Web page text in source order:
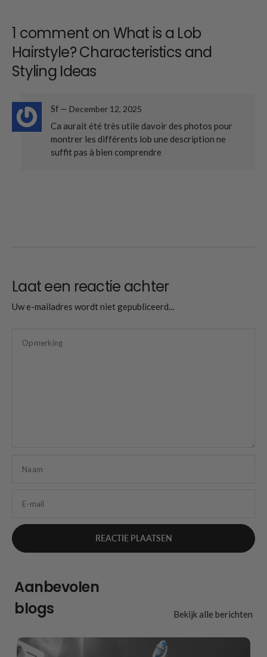
1 comment on What is a Lob
Hairstyle? Characteristics and
Styling Ideas
Sf — December 12, 2025
Ca aurait été très utile davoir des photos pour
montrer les différents lob une description ne
suffit pas à bien comprendre
Laat een reactie achter
Uw e-mailadres wordt niet gepubliceerd...
Opmerking
Naam
E-mail
Aanbevolen
blogs
Bekijk alle berichten